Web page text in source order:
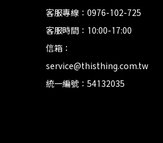
客服專線：0976-102-725
客服時間：10:00-17:00
信箱：
service@thisthing.com.tw
統一編號：54132035